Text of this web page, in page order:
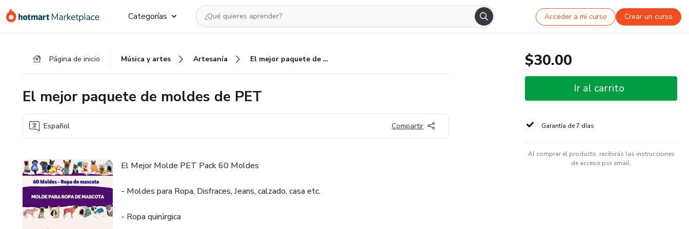
Categorías Acceder a mi curso Crear un curso
Página de inicio Música y artes Artesanía El mejor paquete de moldes de PET
El mejor paquete de moldes de PET
Español Compartir
El Mejor Molde PET Pack 60 Moldes
- Moldes para Ropa, Disfraces, Jeans, calzado, casa etc.
- Ropa quirúrgica
$30.00
Ir al carrito
Garantía de 7 días
Al comprar el producto, recibirás las instrucciones
de acceso por email.